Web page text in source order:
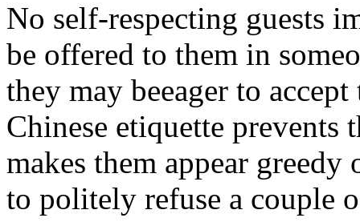
No self-respecting guests
be offered to them in
they may beeager to
Chinese etiquette
makes them appear greedy
to politely refuse a couple